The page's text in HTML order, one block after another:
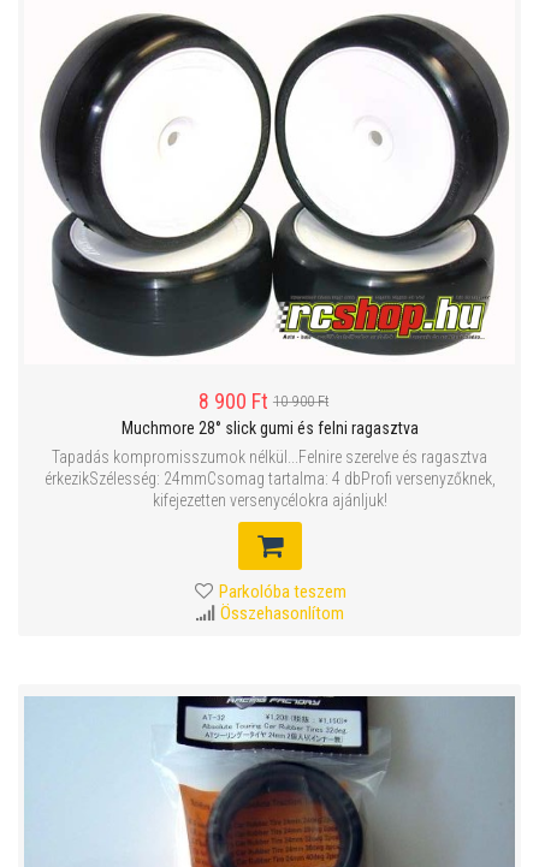
8 900 Ft 10 900 Ft
Muchmore 28° slick gumi és felni ragasztva
Tapadás kompromisszumok nélkül...Felnire szerelve és ragasztva
érkezikSzélesség: 24mmCsomag tartalma: 4 dbProfi versenyzőknek,
kifejezetten versenycélokra ajánljuk!
Parkolóba teszem
Összehasonlítom